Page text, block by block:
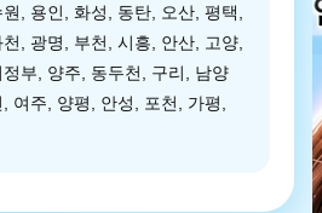
, 용인, 화성, 동탄, 오산, 평택,
, 광명, 부천, 시흥, 안산, 고양,
부, 양주, 동두천, 구리, 남양
여주, 양평, 안성, 포천, 가평,